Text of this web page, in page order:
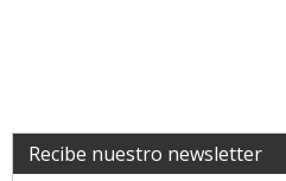
Recibe nuestro newsletter